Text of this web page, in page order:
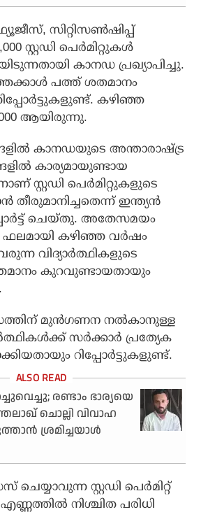
സിറ്റിസണ്‍ഷിപ്പ്
സ്റ്റഡി പെര്‍മിറ്റുകള്‍
കാനഡ പ്രഖ്യാപിച്ചു.
പത്ത് ശതമാനം
കഴിഞ്ഞ
ആയിരുന്നു.
കാനഡയുടെ അന്താരാഷ്ട്ര
കാര്യമായുണ്ടായ
സ്റ്റഡി പെര്‍മിറ്റുകളുടെ
തീരുമാനിച്ചതെന്ന് ഇന്ത്യന്‍
ചെയ്തു. അതേസമയം
ഫലമായി കഴിഞ്ഞ വര്‍ഷം
വിദ്യാര്‍ത്ഥികളുടെ
കുറവുണ്ടായതായും
മുന്‍ഗണന നല്‍കാനുള്ള
സര്‍ക്കാര്‍ പ്രത്യേക
റിപ്പോര്‍ട്ടുകളുണ്ട്.
രണ്ടാം ഭാര്യയെ
ചൊല്ലി വിവാഹ
ശ്രമിച്ചയാള്‍
ചെയ്യാവുന്ന സ്റ്റഡി പെര്‍മിറ്റ്
നിശ്ചിത പരിധി